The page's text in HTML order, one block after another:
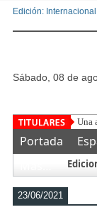
Edición: Internacional |
sábado, 08 de
Una
Portada
23/06/2021